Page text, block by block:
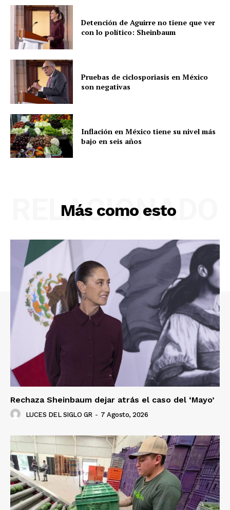
Detención de Aguirre no tiene que ver
con lo político: Sheinbaum
Pruebas de ciclosporiasis en México
son negativas
Inflación en México tiene su nivel más
bajo en seis años
Más como esto
RELACIONADO
Rechaza Sheinbaum dejar atrás el caso del ‘Mayo’
LUCES DEL SIGLO GR - 7 Agosto, 2026